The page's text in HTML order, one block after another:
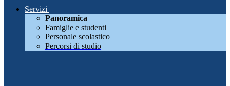
Servizi
Panoramica
Famiglie e studenti
Personale scolastico
Percorsi di studio